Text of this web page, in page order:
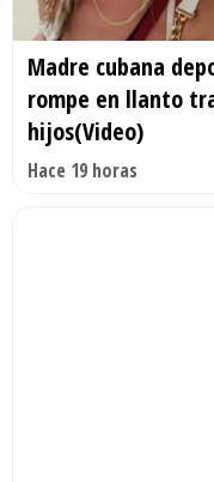
Madre cubana
rompe en llanto
hijos(Video)
Hace 19 horas